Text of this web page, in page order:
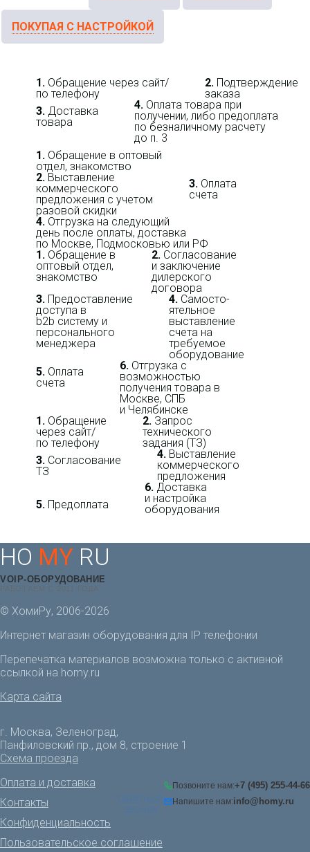
ПОКУПАЯ С НАСТРОЙКОЙ
1. Обращение через сайт/
по телефону
2. Подтверждение
заказа
3. Доставка
товара
4. Оплата товара при
получении, либо предоплата
по безналичному расчету
до п. 3
1. Обращение в оптовый
отдел, знакомство
2. Выставление
коммерческого
предложения с учетом
разовой скидки
3. Оплата
счета
4. Отгрузка на следующий
день после оплаты, доставка
по Москве, Подмосковью или РФ
1. Обращение в
оптовый отдел,
знакомство
2. Согласование
и заключение
дилерского
договора
3. Пре­до­ста­вле­ние
доступа в
b2b систему и
персо­нального
мене­джера
4. Само­сто­-
ятель­ное
выставление
счета на
требуемое
оборудование
5. Оплата
счета
6. Отгрузка с
возможностью
получения товара в
Москве, СПБ
и Челябинске
1. Обращение
через сайт/
по телефону
2. Запрос
технического
задания (ТЗ)
3. Согласование
ТЗ
4. Выставление
коммерческого
предложения
5. Предоплата
6. Доставка
и настройка
оборудования
HO MY RU
VOIP-ОБОРУДОВАНИЕ
РАБОТАЕМ С 2011 ГОДА
© ХомиРу, 2006-2026
Интернет магазин оборудования для IP телефонии
Перепечатка материалов возможна только с активной
ссылкой на homy.ru
Карта сайта
г. Москва, Зеленоград,
Панфиловский пр., дом 8, строение 1
Схема проезда
Оплата и доставка
Контакты
Конфиденциальность
Пользовательское соглашение
Позвоните нам:+7 (495) 255-44-66
Напишите нам:info@homy.ru
ОБРАТНЫЙ
ЗВОНОК